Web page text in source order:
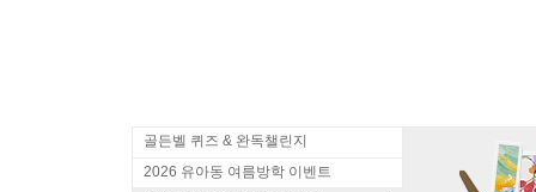
골든벨 퀴즈 & 완독챌린지
2026 유아동 여름방학 이벤트